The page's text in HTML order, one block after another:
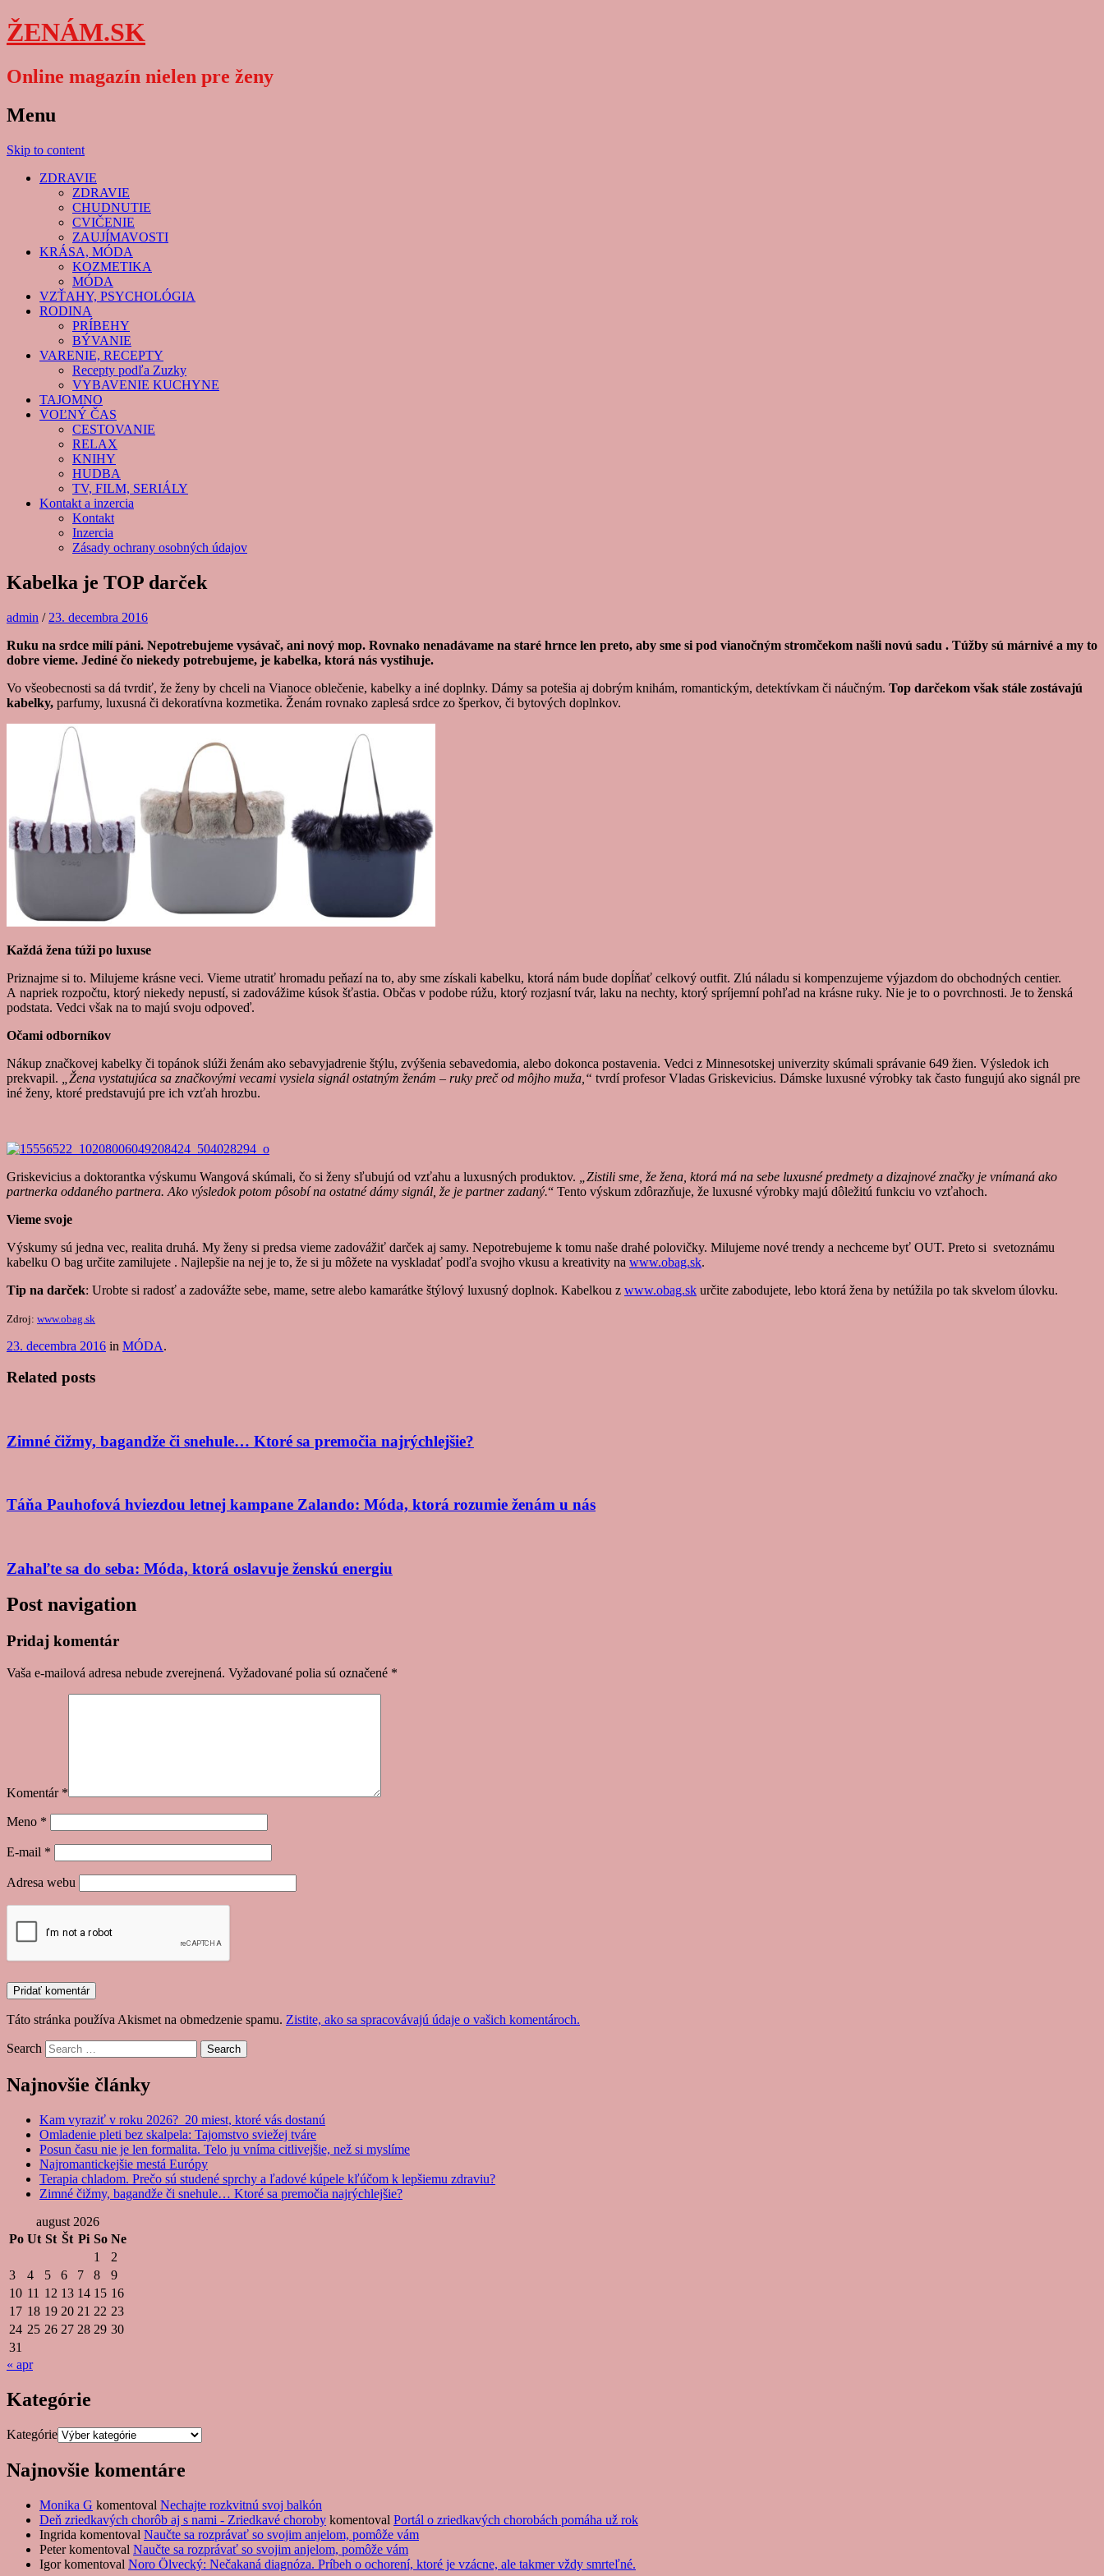
ŽENÁM.SK
Online magazín nielen pre ženy
Menu
Skip to content
ZDRAVIE
ZDRAVIE
CHUDNUTIE
CVIČENIE
ZAUJÍMAVOSTI
KRÁSA, MÓDA
KOZMETIKA
MÓDA
VZŤAHY, PSYCHOLÓGIA
RODINA
PRÍBEHY
BÝVANIE
VARENIE, RECEPTY
Recepty podľa Zuzky
VYBAVENIE KUCHYNE
TAJOMNO
VOĽNÝ ČAS
CESTOVANIE
RELAX
KNIHY
HUDBA
TV, FILM, SERIÁLY
Kontakt a inzercia
Kontakt
Inzercia
Zásady ochrany osobných údajov
Kabelka je TOP darček
admin / 23. decembra 2016
Ruku na srdce milí páni. Nepotrebujeme vysávač, ani nový mop. Rovnako nenadávame na staré hrnce len preto, aby sme si pod vianočným stromčekom našli novú sadu . Túžby sú márnivé a my to
dobre vieme. Jediné čo niekedy potrebujeme, je kabelka, ktorá nás vystihuje.
Vo všeobecnosti sa dá tvrdiť, že ženy by chceli na Vianoce oblečenie, kabelky a iné doplnky. Dámy sa potešia aj dobrým knihám, romantickým, detektívkam či náučným. Top darčekom však stále zostávajú
kabelky, parfumy, luxusná či dekoratívna kozmetika. Ženám rovnako zaplesá srdce zo šperkov, či bytových doplnkov.
Každá žena túži po luxuse
Priznajme si to. Milujeme krásne veci. Vieme utratiť hromadu peňazí na to, aby sme získali kabelku, ktorá nám bude dopĺňať celkový outfit. Zlú náladu si kompenzujeme výjazdom do obchodných centier.
A napriek rozpočtu, ktorý niekedy nepustí, si zadovážime kúsok šťastia. Občas v podobe rúžu, ktorý rozjasnítvár, laku na nechty, ktorý spríjemní pohľad na krásne ruky. Nie je to o povrchnosti. Je to ženská
podstata. Vedci však na to majú svoju odpoveď.
Očami odborníkov
Nákup značkovej kabelky či topánok slúži ženám ako sebavyjadrenie štýlu, zvýšenia sebavedomia, alebo dokonca postavenia. Vedci z Minnesotskej univerzity skúmali správanie 649 žien. Výsledok ich
prekvapil.
„Žena vystatujúca sa značkovými vecami vysiela signál ostatným ženám – ruky preč od môjho muža,“ tvrdí profesor Vladas Griskevicius. Dámske luxusné výrobky tak často fungujú ako signál pre
iné ženy, ktoré predstavujú pre ich vzťah hrozbu.
Griskevicius a doktorantka výskumu Wangová skúmali, čo si ženy sľubujú od vzťahu a luxusných produktov.
„Zistili sme, že žena, ktorá má na sebe luxusné predmety a dizajnové značky je vnímaná ako
partnerka oddaného partnera. Ako výsledok potom pôsobí na ostatné dámy signál, že je partner zadaný.“ Tento výskum zdôrazňuje, že luxusné výrobky majú dôležitú funkciu vo vzťahoch.
Vieme svoje
Výskumy sú jedna vec, realita druhá. My ženy si predsa vieme zadovážiť darček aj samy. Nepotrebujeme k tomu naše drahé polovičky. Milujeme nové trendy a nechceme byť OUT. Preto si svetoznámu
kabelku O bag určite zamilujete . Najlepšie na nej je to, že si ju môžete na vyskladať podľa svojho vkusu a kreativity na www.obag.sk.
Tip na darček: Urobte si radosť a zadovážte sebe, mame, setre alebo kamarátke štýlový luxusný doplnok. Kabelkou z www.obag.sk určite zabodujete, lebo ktorá žena by netúžila po tak skvelom úlovku.
Zdroj: www.obag.sk
23. decembra 2016 in MÓDA.
Related posts
Zimné čižmy, bagandže či snehule… Ktoré sa premočia najrýchlejšie?
Táňa Pauhofová hviezdou letnej kampane Zalando: Móda, ktorá rozumie ženám u nás
Zahaľte sa do seba: Móda, ktorá oslavuje ženskú energiu
Post navigation
Pridaj komentár
Vaša e-mailová adresa nebude zverejnená. Vyžadované polia sú označené *
Komentár *
Meno *
E-mail *
Adresa webu
Táto stránka používa Akismet na obmedzenie spamu. Zistite, ako sa spracovávajú údaje o vašich komentároch.
Search
Najnovšie články
Kam vyraziť v roku 2026? 20 miest, ktoré vás dostanú
Omladenie pleti bez skalpela: Tajomstvo sviežej tváre
Posun času nie je len formalita. Telo ju vníma citlivejšie, než si myslíme
Najromantickejšie mestá Európy
Terapia chladom. Prečo sú studené sprchy a ľadové kúpele kľúčom k lepšiemu zdraviu?
Zimné čižmy, bagandže či snehule… Ktoré sa premočia najrýchlejšie?
august 2026
Po Ut St Št Pi So Ne
1
2
3
4 5 6 7 8
9
10 11 12 13 14 15 16
17 18 19 20 21 22 23
24 25 26 27 28 29 30
31
« apr
Kategórie
Kategórie
Najnovšie komentáre
Monika G komentoval Nechajte rozkvitnú svoj balkón
Deň zriedkavých chorôb aj s nami - Zriedkavé choroby komentoval Portál o zriedkavých chorobách pomáha už rok
Ingrida komentoval Naučte sa rozprávať so svojim anjelom, pomôže vám
Peterkomentoval Naučte sa rozprávať so svojim anjelom, pomôže vám
Igorkomentoval Noro Ölvecký: Nečakaná diagnóza. Príbeh o ochorení, ktoré je vzácne, ale takmer vždy smrteľné.